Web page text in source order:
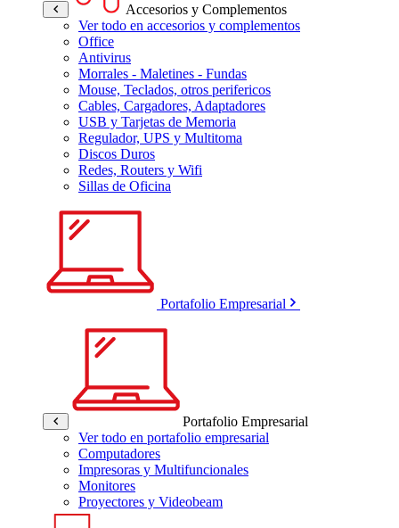
Accesorios y Complementos
Ver todo en accesorios y complementos
Office
Antivirus
Morrales - Maletines - Fundas
Mouse, Teclados, otros perifericos
Cables, Cargadores, Adaptadores
USB y Tarjetas de Memoria
Regulador, UPS y Multitoma
Discos Duros
Redes, Routers y Wifi
Sillas de Oficina
Portafolio Empresarial
Portafolio Empresarial
Ver todo en portafolio empresarial
Computadores
Impresoras y Multifuncionales
Monitores
Proyectores y Videobeam